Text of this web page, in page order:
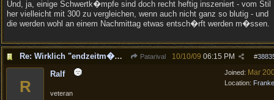
Und, ja, einige Schwertk�mpfe sind doch recht heftig inszeniert - vom Stil
her vielleicht mit 300 zu vergleichen, wenn auch nicht ganz so blutig - und
die werden wohl an einem Nachmittag etwas entsch�rft werden m�ssen.
Re: Wirklich "endzeitm��ig", oder was?! Patarival #
10/10/09 06:15 PM
Joined: Mar
Location:
R
Ralf
veteran